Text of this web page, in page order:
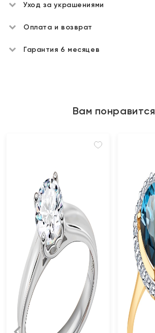
Уход за украшениями
Оплата и возврат
Гарантия 6 месяцев
Вам понравится